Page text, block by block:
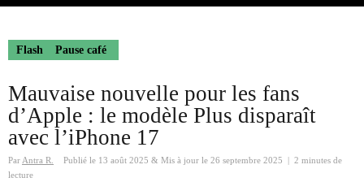
Flash Pause café
Mauvaise nouvelle pour les fans
d’Apple : le modèle Plus disparaît
avec l’iPhone 17
Par Antra R. Publié le 13 août 2025 & Mis à jour le 26 septembre 2025
2 minutes de
lecture